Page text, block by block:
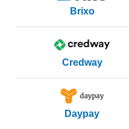
Brixo
Credway
Daypay